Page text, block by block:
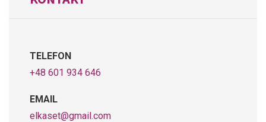
TELEFON
+48 601 934 646
EMAIL
elkaset@gmail.com